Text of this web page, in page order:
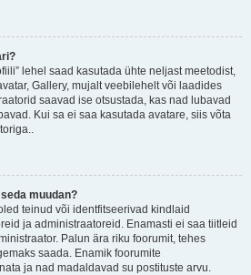
lehel saad kasutada ühte neljast meetodist,
Gallery, mujalt veebilehelt või laadides
saavad ise otsustada, kas nad lubavad
Kui sa ei saa kasutada avatare, siis võta
muudan?
teinud või identfitseerivad kindlaid
ja administraatoreid. Enamasti ei saa tiitleid
Palun ära riku foorumit, tehes
saada. Enamik foorumite
ja nad madaldavad su postituste arvu.